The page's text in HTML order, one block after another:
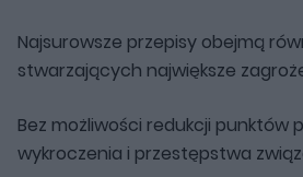
Najsurowsze przepisy obejmą
stwarzających największe
Bez możliwości redukcji punktów
wykroczenia i przestępstwa